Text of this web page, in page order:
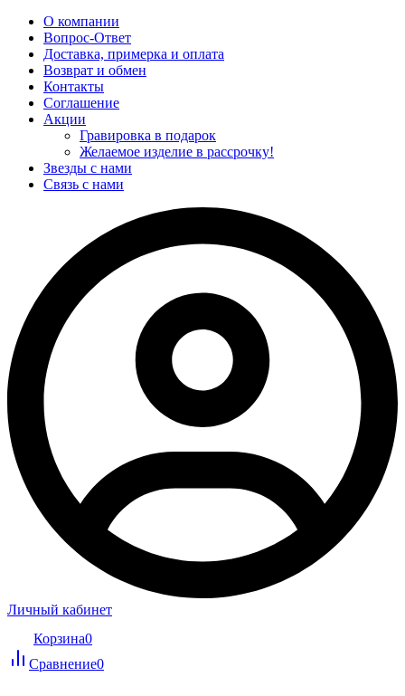
О компании
Вопрос-Ответ
Доставка, примерка и оплата
Возврат и обмен
Контакты
Соглашение
Акции
Гравировка в подарок
Желаемое изделие в рассрочку!
Звезды с нами
Связь с нами
Личный кабинет
Корзина0
Сравнение0